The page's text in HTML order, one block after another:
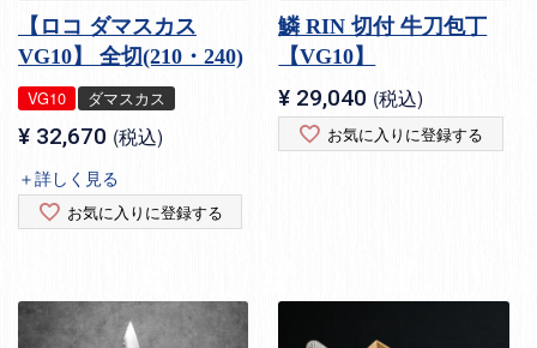
【ロコ ダマスカス
VG10】 全切(210・240)
VG10 ダマスカス
¥ 32,670 税込
＋詳しく見る
お気に入りに登録する
鱗 RIN 切付 牛刀包丁
【VG10】
¥ 29,040 税込
お気に入りに登録する